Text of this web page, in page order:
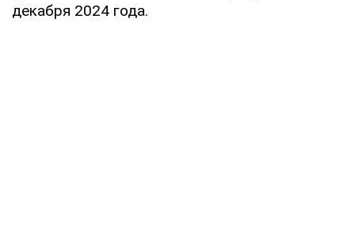
декабря 2024 года.